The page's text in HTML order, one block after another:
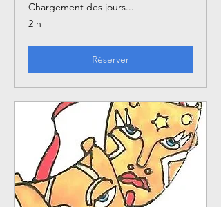
Chargement des jours...
2 h
Réserver